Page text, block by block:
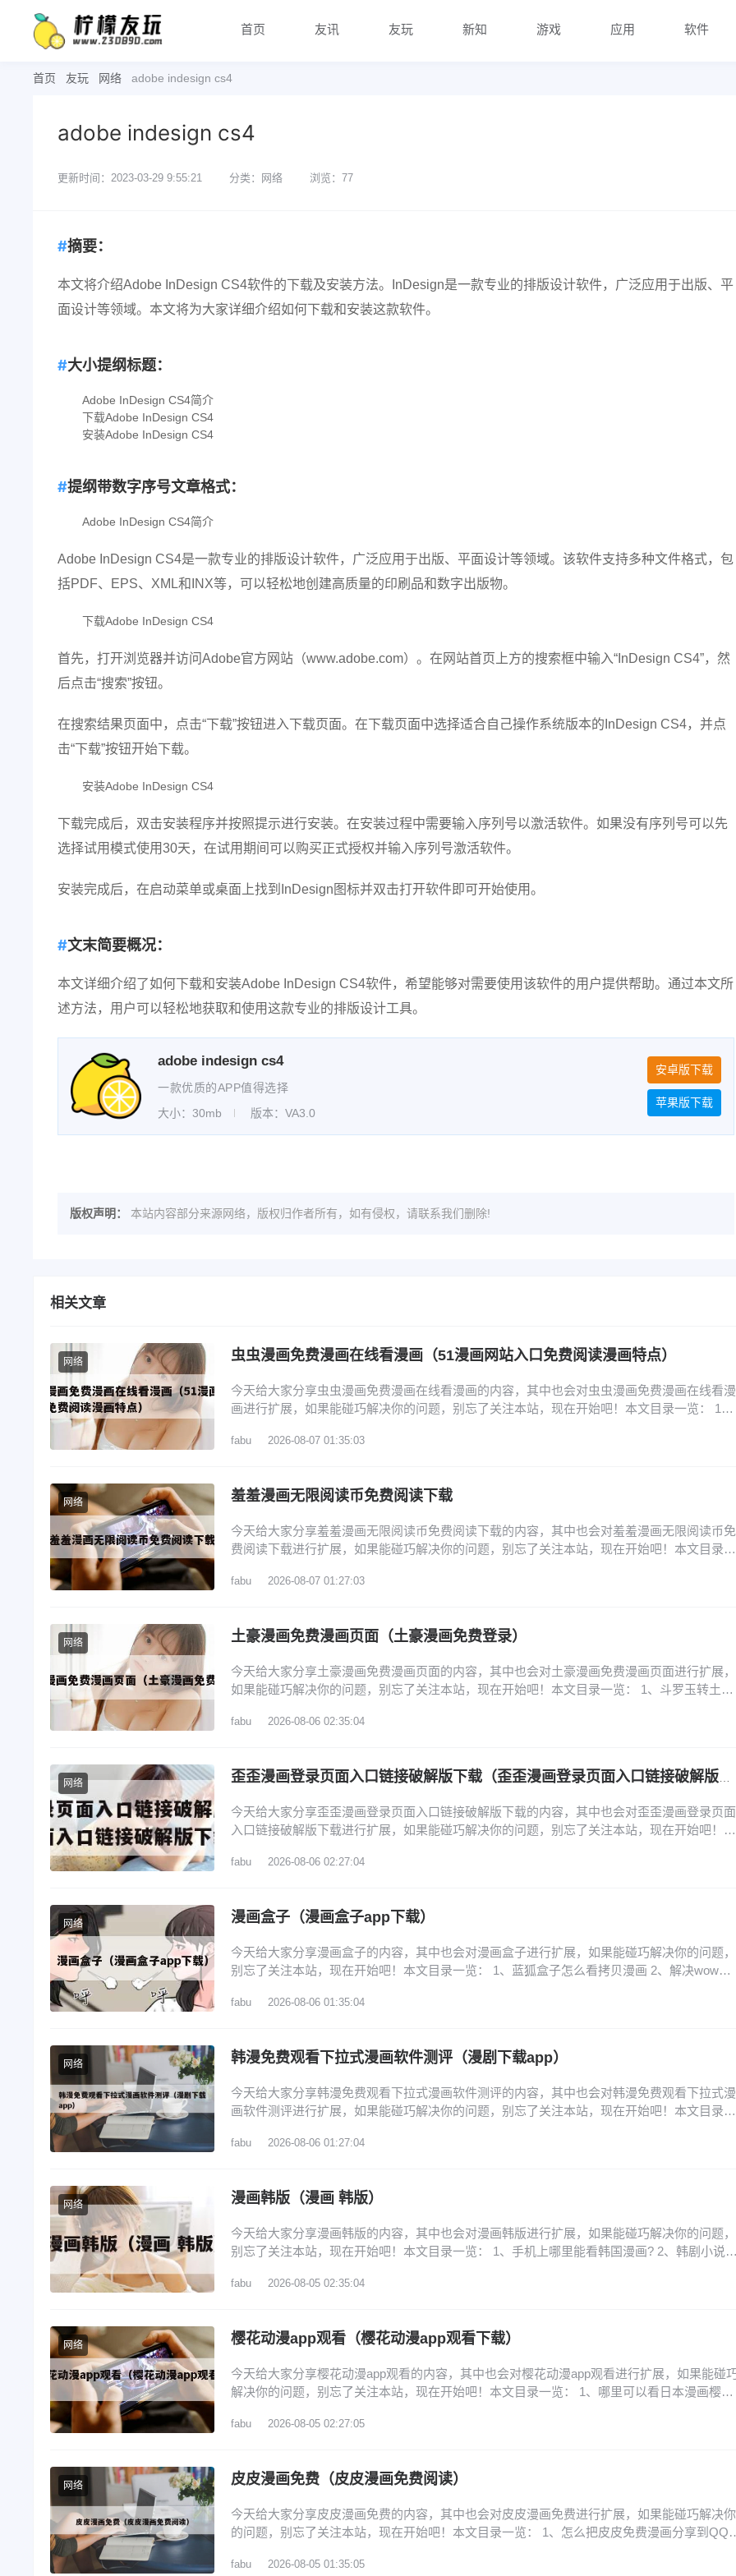
首页 友讯 友玩 新知 游戏 应用 软件
首页 友玩 网络 adobe indesign cs4
adobe indesign cs4
更新时间：2023-03-29 9:55:21 分类：网络 浏览：77
摘要：
本文将介绍Adobe InDesign CS4软件的下载及安装方法。InDesign是一款专业的排版设计软件，广泛应用于出版、平
面设计等领域。本文将为大家详细介绍如何下载和安装这款软件。
大小提纲标题：
Adobe InDesign CS4简介
下载Adobe InDesign CS4
安装Adobe InDesign CS4
提纲带数字序号文章格式：
Adobe InDesign CS4简介
Adobe InDesign CS4是一款专业的排版设计软件，广泛应用于出版、平面设计等领域。该软件支持多种文件格式，包
括PDF、EPS、XML和INX等，可以轻松地创建高质量的印刷品和数字出版物。
下载Adobe InDesign CS4
首先，打开浏览器并访问Adobe官方网站（www.adobe.com）。在网站首页上方的搜索框中输入“InDesign CS4”，然
后点击“搜索”按钮。
在搜索结果页面中，点击“下载”按钮进入下载页面。在下载页面中选择适合自己操作系统版本的InDesign CS4，并点
击“下载”按钮开始下载。
安装Adobe InDesign CS4
下载完成后，双击安装程序并按照提示进行安装。在安装过程中需要输入序列号以激活软件。如果没有序列号可以先
选择试用模式使用30天，在试用期间可以购买正式授权并输入序列号激活软件。
安装完成后，在启动菜单或桌面上找到InDesign图标并双击打开软件即可开始使用。
文末简要概况：
本文详细介绍了如何下载和安装Adobe InDesign CS4软件，希望能够对需要使用该软件的用户提供帮助。通过本文所
述方法，用户可以轻松地获取和使用这款专业的排版设计工具。
adobe indesign cs4
一款优质的APP值得选择
大小：30mb
版本：VA3.0
安卓版下载
苹果版下载
版权声明： 本站内容部分来源网络，版权归作者所有，如有侵权，请联系我们删除!
相关文章
网络 虫虫漫画免费漫画在线看漫画（51漫画网站入口免费阅读漫画特点）
今天给大家分享虫虫漫画免费漫画在线看漫画的内容，其中也会对虫虫漫画免费漫画在线看漫
画进行扩展，如果能碰巧解决你的问题，别忘了关注本站，现在开始吧！本文目录一览： 1、
画官网首页进入 3、虫虫漫画网页版在线登录入口_虫虫漫画官网首页入口推荐 4、虫虫漫画
fabu 2026-08-07 01:35:03
网络 羞羞漫画无限阅读币免费阅读下载
今天给大家分享羞羞漫画无限阅读币免费阅读下载的内容，其中也会对羞羞漫画无限阅读币免
费阅读下载进行扩展，如果能碰巧解决你的问题，别忘了关注本站，现在开始吧！本文目录一
开App Store：在iPhone主屏幕找到并点击“App Store”图标。（注：此图为示例，实际为App
fabu 2026-08-07 01:27:03
网络 土豪漫画免费漫画页面（土豪漫画免费登录）
今天给大家分享土豪漫画免费漫画页面的内容，其中也会对土豪漫画免费漫画页面进行扩展，
如果能碰巧解决你的问题，别忘了关注本站，现在开始吧！本文目录一览： 1、斗罗玉转土豪
4、还有空房吗漫画画免费读漫画土豪漫 5、亲密魔咒第二季在哪看 6、旧版土豪漫画登录页
fabu 2026-08-06 02:35:04
网络
今天给大家分享歪歪漫画登录页面入口链接破解版下载的内容，其中也会对歪歪漫画登录页面
入口链接破解版下载进行扩展，如果能碰巧解决你的问题，别忘了关注本站，现在开始吧！本
歪歪漫画在线登录页面界面在哪里 4、歪歪漫画的登录页面入口在哪里? 5、歪歪漫画登入入
fabu 2026-08-06 02:27:04
网络 漫画盒子（漫画盒子app下载）
今天给大家分享漫画盒子的内容，其中也会对漫画盒子进行扩展，如果能碰巧解决你的问题，
别忘了关注本站，现在开始吧！本文目录一览： 1、蓝狐盒子怎么看拷贝漫画 2、解决wow盒
先打开蓝狐盒子，进入其主页面，在页面中找到并按顺序点击个人、应用管理、安装应用、拷
fabu 2026-08-06 01:35:04
网络 韩漫免费观看下拉式漫画软件测评（漫剧下载app）
今天给大家分享韩漫免费观看下拉式漫画软件测评的内容，其中也会对韩漫免费观看下拉式漫
画软件测评进行扩展，如果能碰巧解决你的问题，别忘了关注本站，现在开始吧！本文目录一
4、漫画免费韩漫app排行榜_韩漫免费漫画在线观看APP前十名推荐 5、免费看韩漫的漫画软
fabu 2026-08-06 01:27:04
网络 漫画韩版（漫画 韩版）
今天给大家分享漫画韩版的内容，其中也会对漫画韩版进行扩展，如果能碰巧解决你的问题，
别忘了关注本站，现在开始吧！本文目录一览： 1、手机上哪里能看韩国漫画? 2、韩剧小说
的契约未婚妻》确定动画化! 6、免费的韩国漫画网站求一个免费看韩漫的网页 手机上哪里能
fabu 2026-08-05 02:35:04
网络 樱花动漫app观看（樱花动漫app观看下载）
今天给大家分享樱花动漫app观看的内容，其中也会对樱花动漫app观看进行扩展，如果能碰
解决你的问题，别忘了关注本站，现在开始吧！本文目录一览： 1、哪里可以看日本漫画樱花
樱花动漫官网进入口在哪里? 4、樱花动漫下载的,樱花动漫下载:免费观看最新番剧 5、樱花动
fabu 2026-08-05 02:27:05
网络 皮皮漫画免费（皮皮漫画免费阅读）
今天给大家分享皮皮漫画免费的内容，其中也会对皮皮漫画免费进行扩展，如果能碰巧解决你
的问题，别忘了关注本站，现在开始吧！本文目录一览： 1、怎么把皮皮免费漫画分享到QQ
注册账号 5、在哪里能修改皮皮免费漫画密码? 怎么把皮皮免费漫画分享到QQ好友? 1、将皮
fabu 2026-08-05 01:35:05